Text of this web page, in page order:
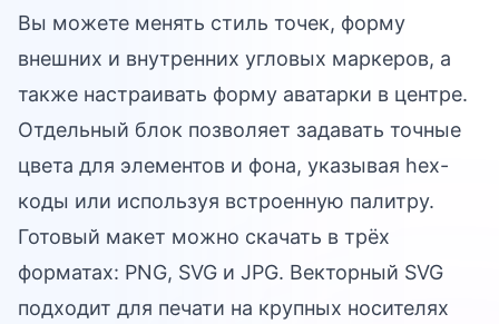
Вы можете менять стиль точек, форму
внешних и внутренних угловых маркеров, а
также настраивать форму аватарки в центре.
Отдельный блок позволяет задавать точные
цвета для элементов и фона, указывая hex-
коды или используя встроенную палитру.
Готовый макет можно скачать в трёх
форматах: PNG, SVG и JPG. Векторный SVG
подходит для печати на крупных носителях